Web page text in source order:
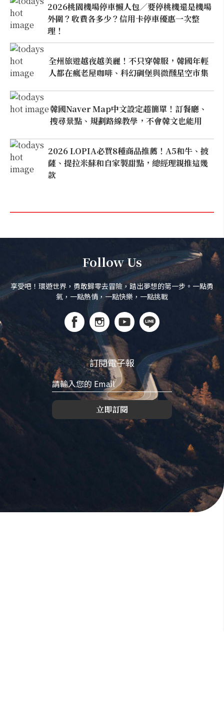
2026桃園機場停車懶人包／要停桃機還是機場
外圍？收費各多少？信用卡停車優惠一次整
理！
全州旅遊越夜越美麗！不只穿韓服，韓國年輕
人都在瘋老屋咖啡、科幻碉堡與微醺星空市集
韓國Naver Map中文設定超簡單！訂餐廳、
搜尋景點、規劃路線教學，不會韓文也能用
2026 LOPIA必買8種商品推薦！A5和牛、披
薩、提拉米蘇和自家製甜點，總經理親推這幾
款
Follow Us
享受吧！環遊世界，勇敢歸零去冒險，踏出夢想的第一步。一點勇
氣，一點熱情，一點快樂，一點挑戰
訂閱電子報
立即訂閱